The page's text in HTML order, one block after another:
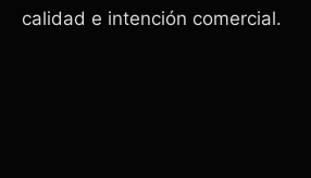
calidad e intención comercial.